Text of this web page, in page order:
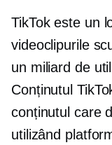
TikTok este un
videoclipurile
un miliard de
Conținutul
conținutul care
utilizând